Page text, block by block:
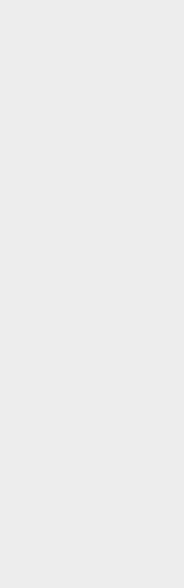
sa ciljem
a. Ti
predstojećoj
HAKOM-a,
za
događaju
a putem